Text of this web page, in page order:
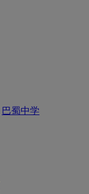
巴蜀中学